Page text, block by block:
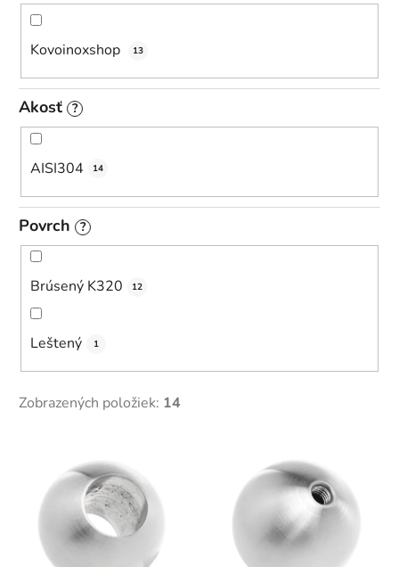
Kovoinoxshop 13
Akosť ?
AISI304 14
Povrch ?
Brúsený K320 12
Leštený 1
Zobrazených položiek: 14